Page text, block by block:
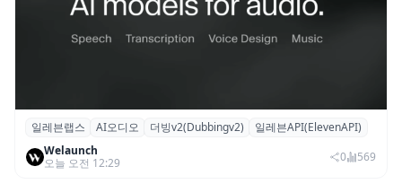
일레븐랩스, 감정·퍼포먼스 재현하는 ‘더빙
v2’ API 공개
일레븐랩스 AI오디오 더빙v2(Dubbingv2)
일레븐API(ElevenAPI)
Welaunch
오늘 오전 12:29
0 569